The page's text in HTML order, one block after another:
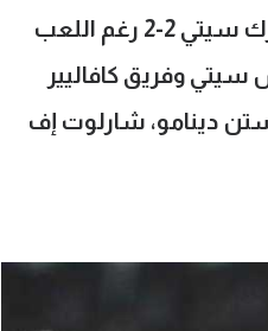
ومع ذلك، بدأ عهد ماسكيرانو بداية قوية، حيث تعادل مع نيويورك سيتي 2-2 رغم اللعب
سيتي وفريق كافاليير
دينامو، شارلوت إف